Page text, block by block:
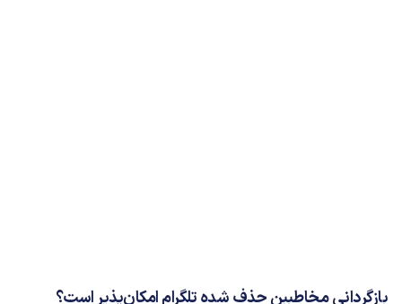
بازگردانی مخاطبین حذف شده تلگرام امکان‌پذیر است؟